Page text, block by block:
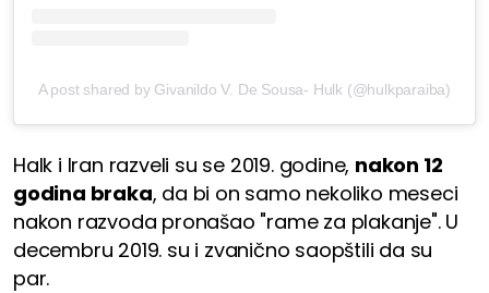
A post shared by Givanildo V. De Sousa- Hulk (@hulkparaiba)
Halk i Iran razveli su se 2019. godine, nakon 12
godina braka, da bi on samo nekoliko meseci
nakon razvoda pronašao "rame za plakanje". U
decembru 2019. su i zvanično saopštili da su
par.